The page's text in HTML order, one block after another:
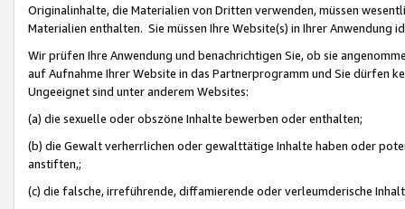
Originalinhalte, die Materialien von Dritten verwenden, müssen
Materialien enthalten. Sie müssen Ihre Website(s) in Ihrer Anwendung
Wir prüfen Ihre Anwendung und benachrichtigen Sie, ob sie
auf Aufnahme Ihrer Website in das Partnerprogramm und Sie dürfen
Ungeeignet sind unter anderem Websites:
(a) die sexuelle oder obszöne Inhalte bewerben oder enthalten;
(b) die Gewalt verherrlichen oder gewalttätige Inhalte haben oder
anstiften,;
(c) die falsche, irreführende, diffamierende oder verleumderische